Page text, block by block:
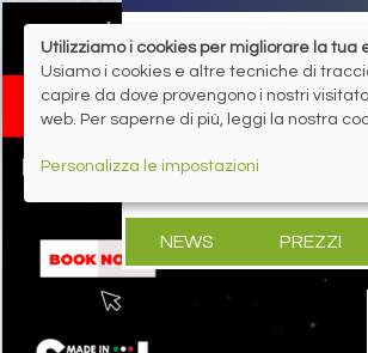
NEWS PREZZI
Utilizziamo i cookies per migliorare la tua
Usiamo i cookies e altre tecniche di
capire da dove provengono i nostri
web. Per saperne di più, leggi la nostra
Personalizza le impostazioni